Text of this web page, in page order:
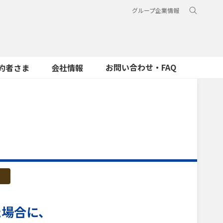
グループ企業情報
者さま 会社情報 お問い合わせ・FAQ
合に、